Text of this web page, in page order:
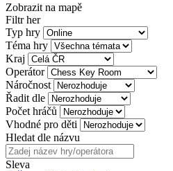
Zobrazit na mapě
Filtr her
Typ hry
Téma hry
Kraj
Operátor
Náročnost
Řadit dle
Počet hráčů
Vhodné pro děti
Hledat dle názvu
Sleva